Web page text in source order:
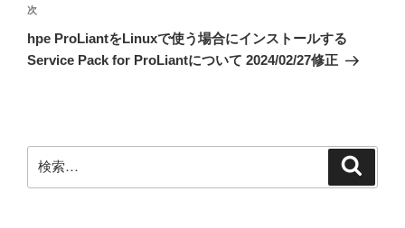
ゲ
ー
シ
次
の
投
次
hpe ProLiantをLinuxで使う場合にインストールする
Service Pack for ProLiantについて 2024/02/27修正
索: